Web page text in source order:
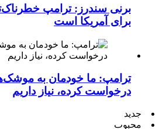
برنی سندرز: ترامپ
برای آمریکا است
ترامپ: ما خودمان به
درخواست کرده، نیاز داریم
جدید
محبوب